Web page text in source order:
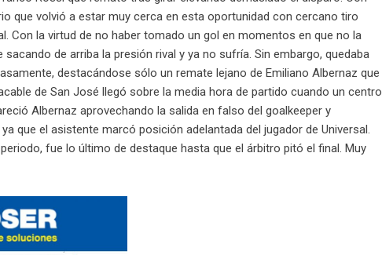
que volvió a estar muy cerca en esta oportunidad con cercano tiro
Con la virtud de no haber tomado un gol en momentos en que no la
de arriba la presión rival y ya no sufría. Sin embargo, quedaba
destacándose sólo un remate lejano de Emiliano Albernaz que
de San José llegó sobre la media hora de partido cuando un centro
Albernaz aprovechando la salida en falso del goalkeeper y
que el asistente marcó posición adelantada del jugador de Universal.
fue lo último de destaque hasta que el árbitro pitó el final. Muy